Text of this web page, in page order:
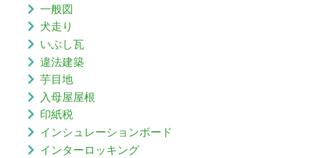
一般図
犬走り
いぶし瓦
違法建築
芋目地
入母屋屋根
印紙税
インシュレーションボード
インターロッキング